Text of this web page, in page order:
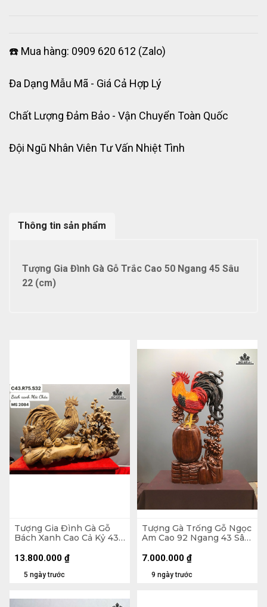
☎️ Mua hàng: 0909 620 612 (Zalo)
Đa Dạng Mẫu Mã - Giá Cả Hợp Lý
Chất Lượng Đảm Bảo - Vận Chuyển Toàn Quốc
Đội Ngũ Nhân Viên Tư Vấn Nhiệt Tình
Thông tin sản phẩm
Tượng Gia Đình Gà Gỗ Trắc Cao 50 Ngang 45 Sâu
22 (cm)
Tượng Gia Đình Gà Gỗ
Bách Xanh Cao Cả Kỷ 43
Kỷ Cao 15
5 ngày trước
13.800.000 ₫
Tượng Gà Trống Gỗ Ngọc
Am Cao 92 Ngang 43 Sâu
9 ngày trước
7.000.000 ₫